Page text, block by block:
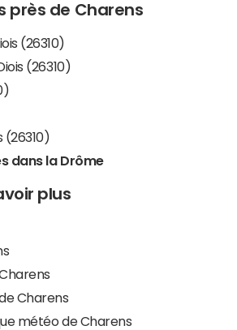
près de Charens
(26310)
(26310)
(26310)
dans la Drôme
plus
Charens
météo de Charens